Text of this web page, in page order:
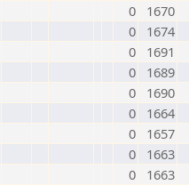
0
1670
0
1674
0
1691
0
1689
0
1690
0
1664
0
1657
0
1663
0
1663